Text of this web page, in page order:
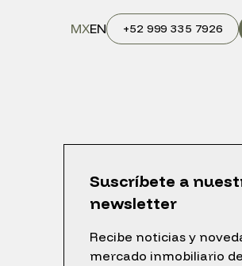
MXEN +52 999 335 7926
Suscríbete a
newsletter
Recibe noticias y
mercado inmobiliario